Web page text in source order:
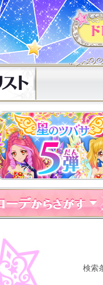
検索